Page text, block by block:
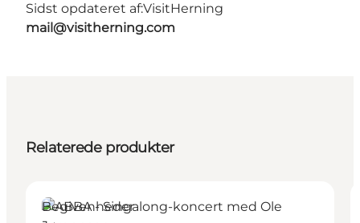
Sidst opdateret af:VisitHerning
mail@visitherning.com
Relaterede produkter
Begivenheder